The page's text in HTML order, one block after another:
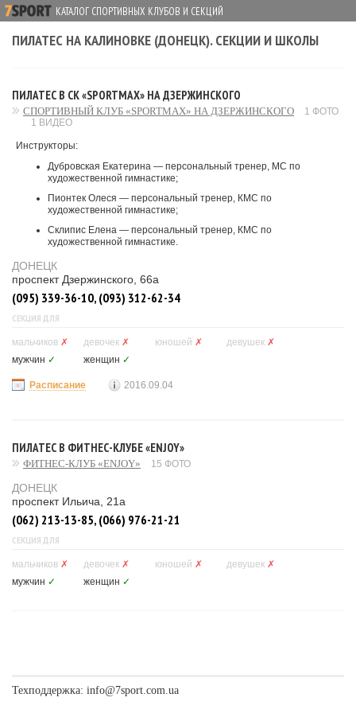
КАТАЛОГ СПОРТИВНЫХ КЛУБОВ И СЕКЦИЙ
ПИЛАТЕС НА КАЛИНОВКЕ (ДОНЕЦК). СЕКЦИИ И ШКОЛЫ
ПИЛАТЕС В СК «SPORTMAX» НА ДЗЕРЖИНСКОГО
СПОРТИВНЫЙ КЛУБ «SPORTMAX» НА ДЗЕРЖИНСКОГО
1 ФОТО
1 ВИДЕО
Инструкторы:
Дубровская Екатерина — персональный тренер, МС по
художественной гимнастике;
Пионтек Олеся — персональный тренер, КМС по
художественной гимнастике;
Склипис Елена — персональный тренер, КМС по
художественной гимнастике.
ДОНЕЦК
проспект Дзержинского, 66а
(095) 339-36-10, (093) 312-62-34
СЕКЦИЯ ДЛЯ
мальчиков ✗ девочек ✗ юношей ✗ девушек ✗
мужчин ✓ женщин ✓
Расписание 2016.09.04
ПИЛАТЕС В ФИТНЕС-КЛУБЕ «ENJOY»
ФИТНЕС-КЛУБ «ENJOY» 15 ФОТО
ДОНЕЦК
проспект Ильича, 21а
(062) 213-13-85, (066) 976-21-21
СЕКЦИЯ ДЛЯ
мальчиков ✗ девочек ✗ юношей ✗ девушек ✗
мужчин ✓ женщин ✓
Техподдержка: info@7sport.com.ua